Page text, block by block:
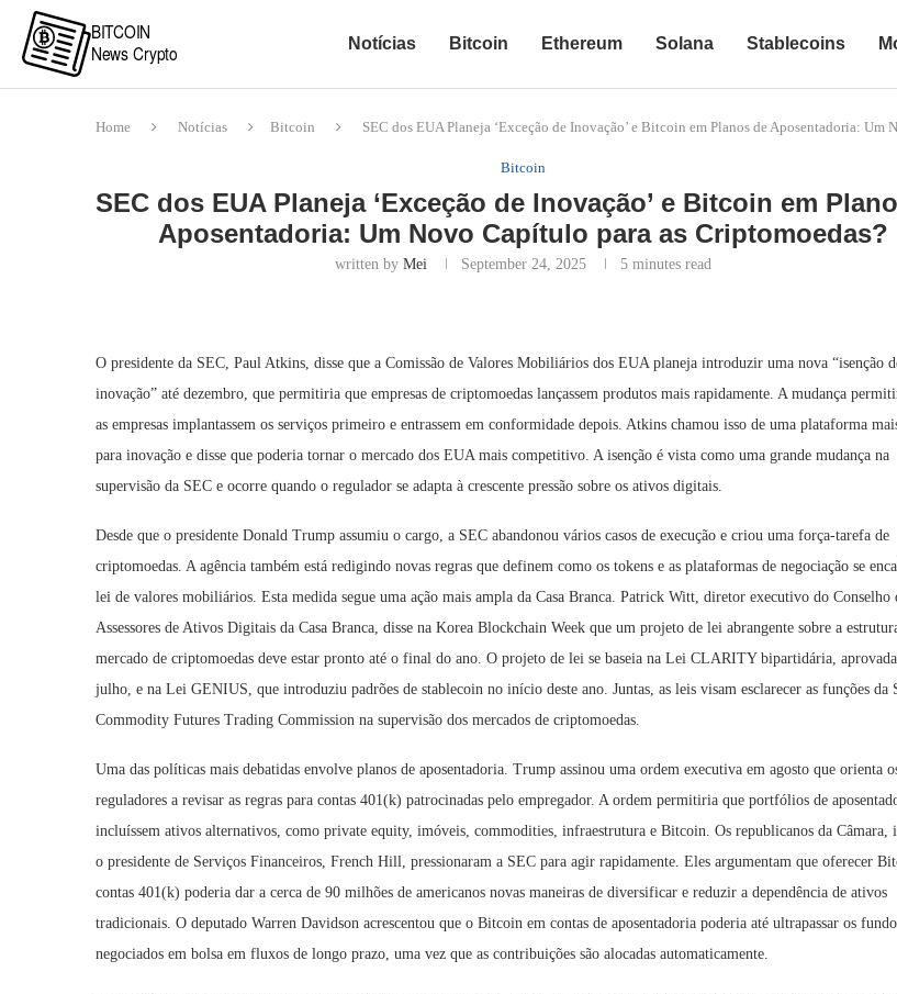
Notícias Bitcoin Ethereum Solana Stablecoins
Home Notícias Bitcoin SEC dos EUA Planeja ‘Exceção de Inovação’ e Bitcoin em Planos de Aposentadoria: Um
Bitcoin
SEC dos EUA Planeja ‘Exceção de Inovação’ e Bitcoin em
Aposentadoria: Um Novo Capítulo para as Criptomoedas?
written byMei September 24, 2025 5 minutes read
O presidente da SEC, Paul Atkins, disse que a Comissão de Valores Mobiliários dos EUA planeja introduzir uma nova “isenção
inovação” até dezembro, que permitiria que empresas de criptomoedas lançassem produtos mais rapidamente. A mudança
as empresas implantassem os serviços primeiro e entrassem em conformidade depois. Atkins chamou isso de uma plataforma
para inovação e disse que poderia tornar o mercado dos EUA mais competitivo. A isenção é vista como uma grande mudança na
supervisão da SEC e ocorre quando o regulador se adapta à crescente pressão sobre os ativos digitais.
Desde que o presidente Donald Trump assumiu o cargo, a SEC abandonou vários casos de execução e criou uma força-tarefa de
criptomoedas. A agência também está redigindo novas regras que definem como os tokens e as plataformas de negociação se
lei de valores mobiliários. Esta medida segue uma ação mais ampla da Casa Branca. Patrick Witt, diretor executivo do Conselho
Assessores de Ativos Digitais da Casa Branca, disse na Korea Blockchain Week que um projeto de lei abrangente sobre a
mercado de criptomoedas deve estar pronto até o final do ano. O projeto de lei se baseia na Lei CLARITY bipartidária,
julho, e na Lei GENIUS, que introduziu padrões de stablecoin no início deste ano. Juntas, as leis visam esclarecer as funções da
Commodity Futures Trading Commission na supervisão dos mercados de criptomoedas.
Uma das políticas mais debatidas envolve planos de aposentadoria. Trump assinou uma ordem executiva em agosto que orienta
reguladores a revisar as regras para contas 401(k) patrocinadas pelo empregador. A ordem permitiria que portfólios de
incluíssem ativos alternativos, como private equity, imóveis, commodities, infraestrutura e Bitcoin. Os republicanos da Câmara,
o presidente de Serviços Financeiros, French Hill, pressionaram a SEC para agir rapidamente. Eles argumentam que oferecer
contas 401(k) poderia dar a cerca de 90 milhões de americanos novas maneiras de diversificar e reduzir a dependência de ativos
tradicionais. O deputado Warren Davidson acrescentou que o Bitcoin em contas de aposentadoria poderia até ultrapassar os
negociados em bolsa em fluxos de longo prazo, uma vez que as contribuições são alocadas automaticamente.